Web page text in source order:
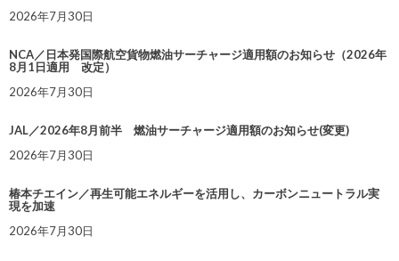
2026年7月30日
NCA／日本発国際航空貨物燃油サーチャージ適用額のお知らせ（2026年
8月1日適用 改定）
2026年7月30日
JAL／2026年8月前半 燃油サーチャージ適用額のお知らせ(変更)
2026年7月30日
椿本チエイン／再生可能エネルギーを活用し、カーボンニュートラル実
現を加速
2026年7月30日